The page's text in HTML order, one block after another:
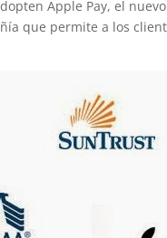
Apple Pay, el
que permite a los